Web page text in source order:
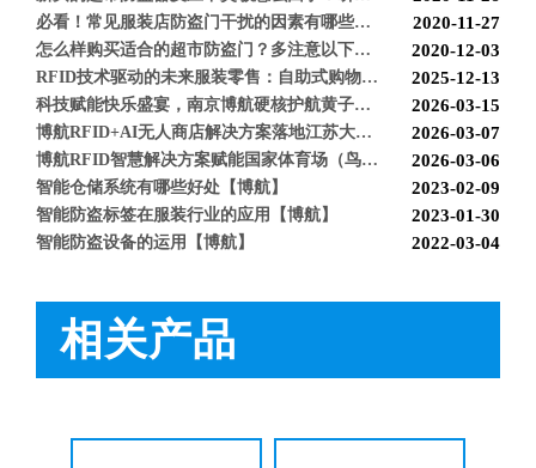
必看！常见服装店防盗门干扰的因素有哪些？[博航] 2020-11-27
2020-12-03
2025-12-13
2026-03-15
2026-03-07
2026-03-06
智能仓储系统有哪些好处【博航】 2023-02-09
智能防盗标签在服装行业的应用【博航】 2023-01-30
智能防盗设备的运用【博航】 2022-03-04
相关产品
BH9677 声磁防盗器 BH9688 声磁防盗器